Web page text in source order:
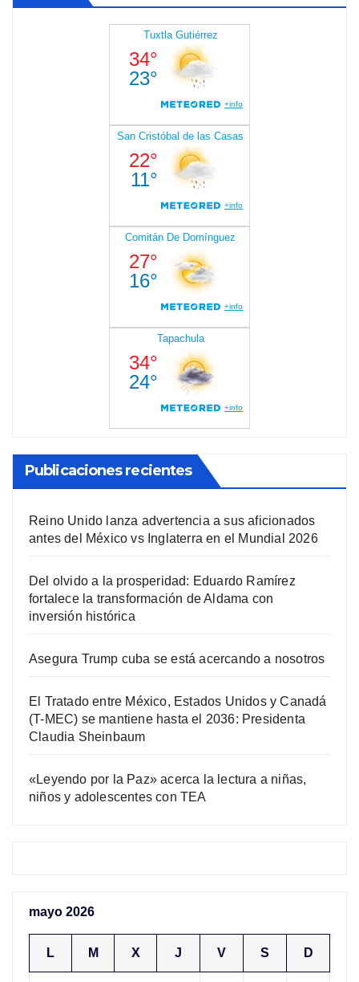
Publicaciones recientes
Reino Unido lanza advertencia a sus aficionados
antes del México vs Inglaterra en el Mundial 2026
Del olvido a la prosperidad: Eduardo Ramírez
fortalece la transformación de Aldama con
inversión histórica
Asegura Trump cuba se está acercando a nosotros
El Tratado entre México, Estados Unidos y Canadá
(T-MEC) se mantiene hasta el 2036: Presidenta
Claudia Sheinbaum
«Leyendo por la Paz» acerca la lectura a niñas,
niños y adolescentes con TEA
mayo 2026
L M X J V S D